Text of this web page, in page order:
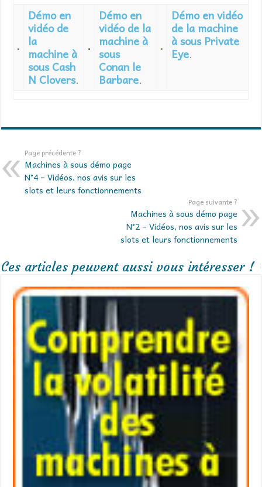
Démo en
vidéo de
la
machine à
sous Cash
N Clovers.
Démo en
vidéo de la
machine à
sous
Conan le
Barbare.
Démo en vidéo
de la machine
à sous Private
Eye.
Page précédente ?
Machines à sous démo page
N°4 – Vidéos, nos avis sur les
slots et leurs fonctionnements
Page suivante ?
Machines à sous démo page
N°2 – Vidéos, nos avis sur les
slots et leurs fonctionnements
Ces articles peuvent aussi vous intéresser !